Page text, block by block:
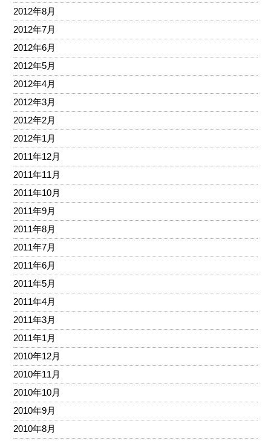
2012年8月
2012年7月
2012年6月
2012年5月
2012年4月
2012年3月
2012年2月
2012年1月
2011年12月
2011年11月
2011年10月
2011年9月
2011年8月
2011年7月
2011年6月
2011年5月
2011年4月
2011年3月
2011年1月
2010年12月
2010年11月
2010年10月
2010年9月
2010年8月